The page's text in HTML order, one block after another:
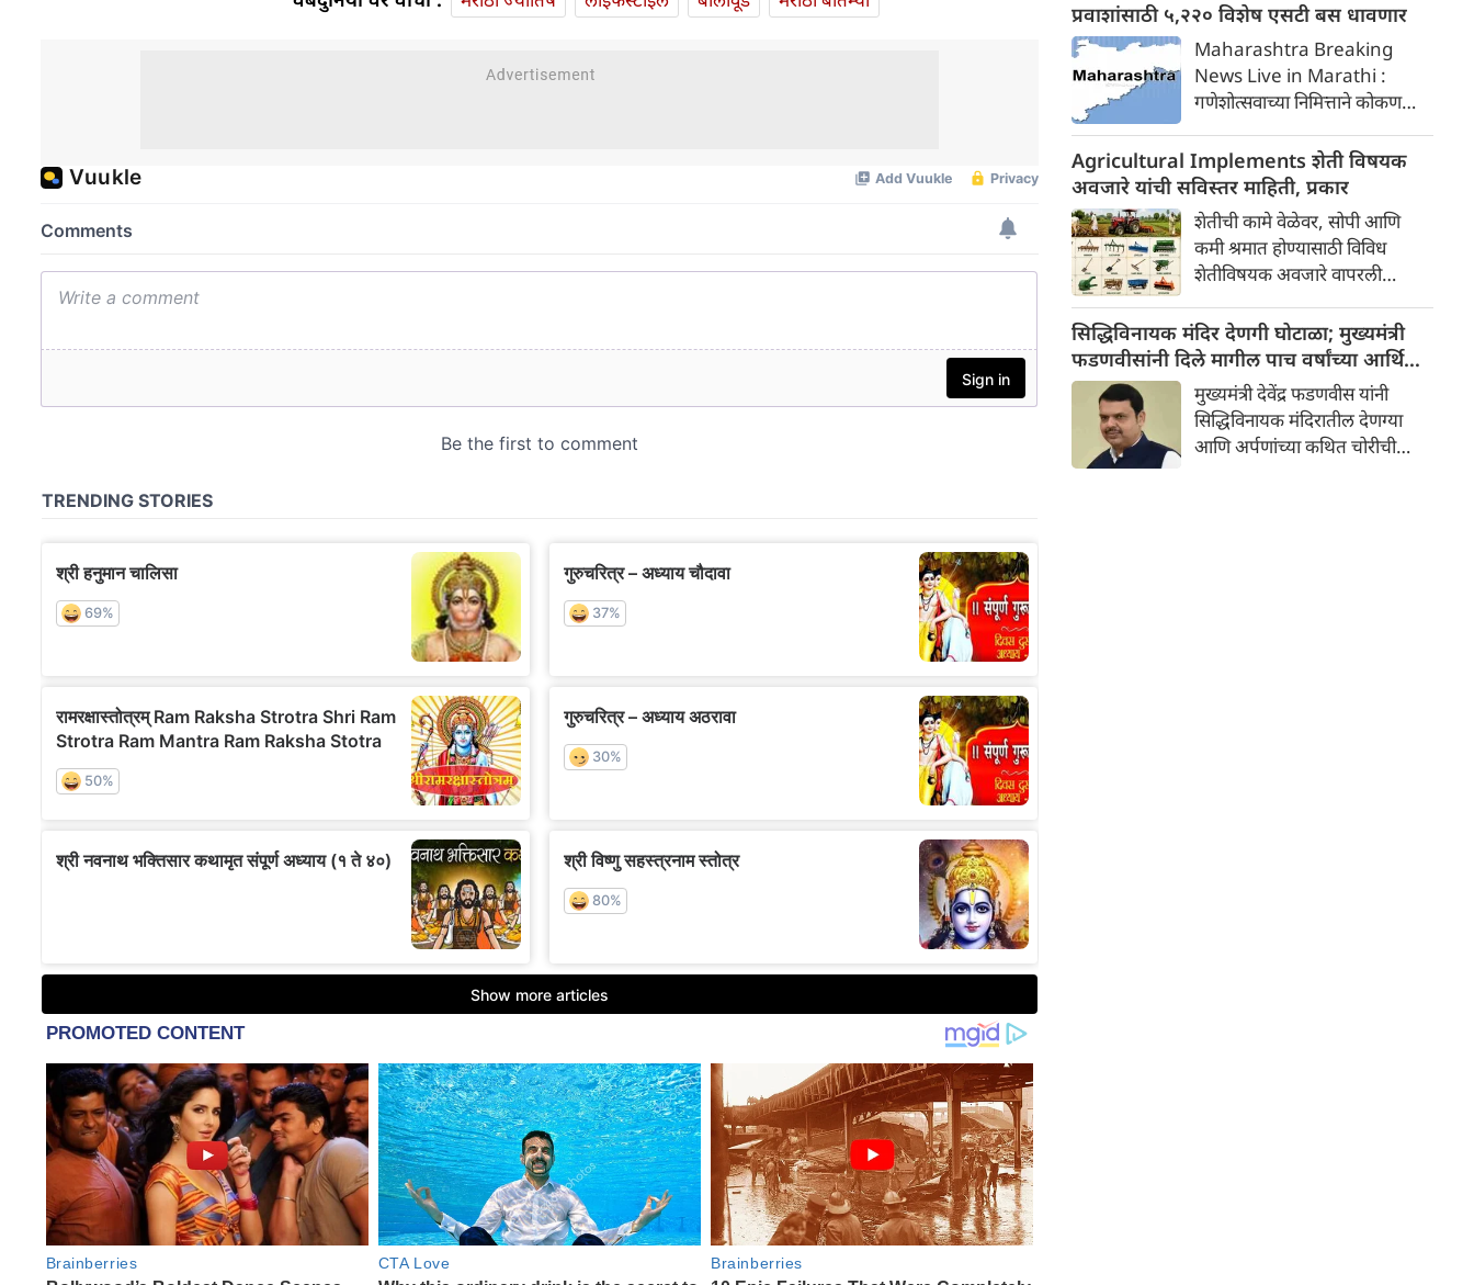
शकतात.
प्रवाशांसाठी ५,२२० विशेष एसटी बस धावणार
Maharashtra Breaking
News Live in Marathi :
गणेशोत्सवाच्या निमित्ताने कोकण
अतिरिक्त बसेस चालवणार आहे.
Agricultural Implements शेती विषयक
अवजारे यांची सविस्तर माहिती, प्रकार
शेतीची कामे वेळेवर, सोपी आणि
कमी श्रमात होण्यासाठी विविध
शेतीविषयक अवजारे वापरली
वापर जास्त व्हायचा, परंतु आता
आधुनिक आणि यांत्रिक अवजारांचा
वापर वाढला आहे. या अवजारांचे
वर्गीकरण मुख्यत्वे दोन प्रकारांत केले
जाते.
सिद्धिविनायक मंदिर देणगी घोटाळा; मुख्यमंत्री
फडणवीसांनी दिले मागील पाच वर्षांच्या आर्थिक
व्यवहारांची चौकशी करण्याचे आदेश
मुख्यमंत्री देवेंद्र फडणवीस यांनी
सिद्धिविनायक मंदिरातील देणग्या
आणि अर्पणांच्या कथित चोरीची